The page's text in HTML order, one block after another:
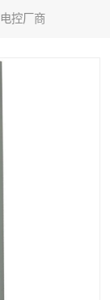
控厂商